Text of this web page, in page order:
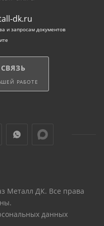
труба — идеальный
Дополнительную
обеспечивают
плоских граней
востребованных
100х100 мм. Металл
забора
dk.ru
и запросам документов
РАБОТЕ
Металл ДК. Все права
данных